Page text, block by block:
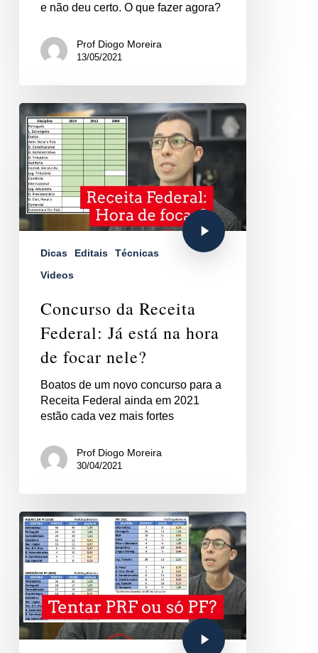
e não deu certo. O que fazer agora?
Prof Diogo Moreira
13/05/2021
Dicas Editais
Técnicas
Videos
Concurso da Receita
Federal: Já está na hora
de focar nele?
Boatos de um novo concurso para a
Receita Federal ainda em 2021
estão cada vez mais fortes
Prof Diogo Moreira
30/04/2021